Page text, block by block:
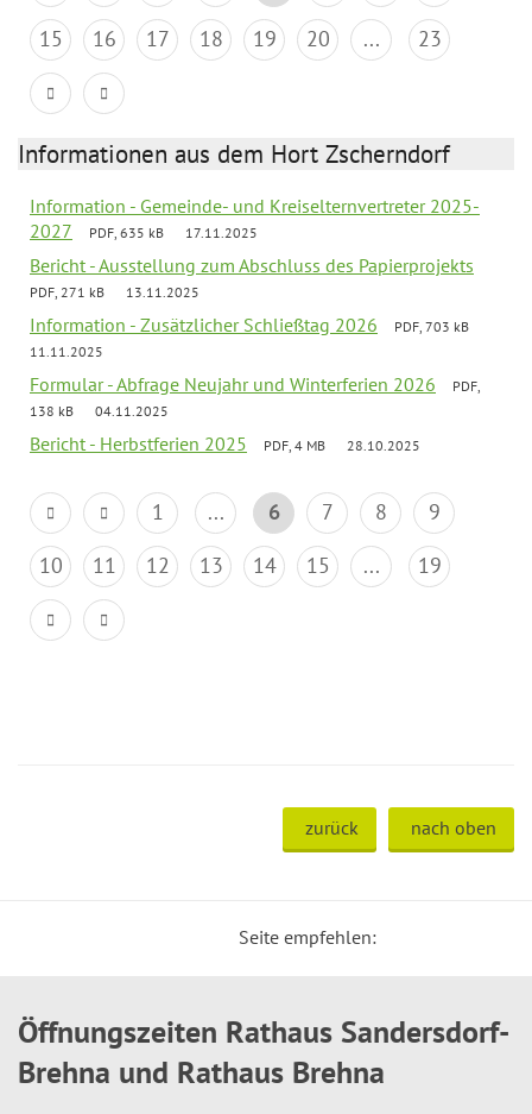
15
16 17 18 19 20 ... 23
Informationen aus dem Hort Zscherndorf
Information - Gemeinde- und Kreiselternvertreter 2025-
2027
PDF, 635 kB 17.11.2025
Bericht - Ausstellung zum Abschluss des Papierprojekts
PDF, 271 kB 13.11.2025
Information - Zusätzlicher Schließtag 2026
PDF, 703 kB
11.11.2025
Formular - Abfrage Neujahr und Winterferien 2026
PDF,
138 kB
04.11.2025
Bericht - Herbstferien 2025 PDF, 4 MB 28.10.2025
1 ... 6 7 8
9
10
11 12 13 14 15 ... 19
zurück nach oben
Seite empfehlen:
Öffnungszeiten Rathaus Sandersdorf-
Brehna und Rathaus Brehna